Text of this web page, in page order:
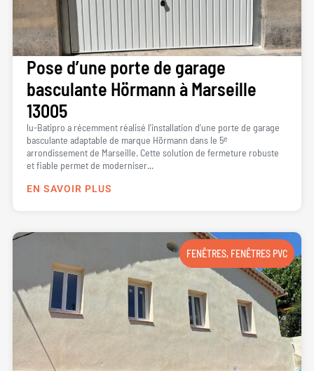
Pose d’une porte de garage
basculante Hörmann à Marseille
13005
lu-Batipro a récemment réalisé l’installation d’une porte de garage
basculante adaptable de marque Hörmann dans le 5ᵉ
arrondissement de Marseille. Cette solution de fermeture robuste
et fiable permet de moderniser...
EN SAVOIR PLUS
FENÊTRES, FENÊTRES PVC